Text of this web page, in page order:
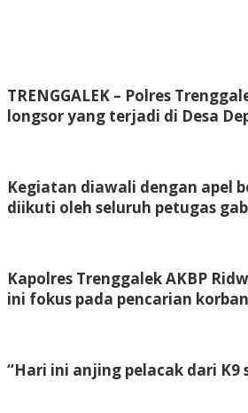
TRENGGALEK – Polres
longsor yang terjadi di Desa
Kegiatan diawali dengan apel
diikuti oleh seluruh petugas
Kapolres Trenggalek AKBP
ini fokus pada pencarian
“Hari ini anjing pelacak dari